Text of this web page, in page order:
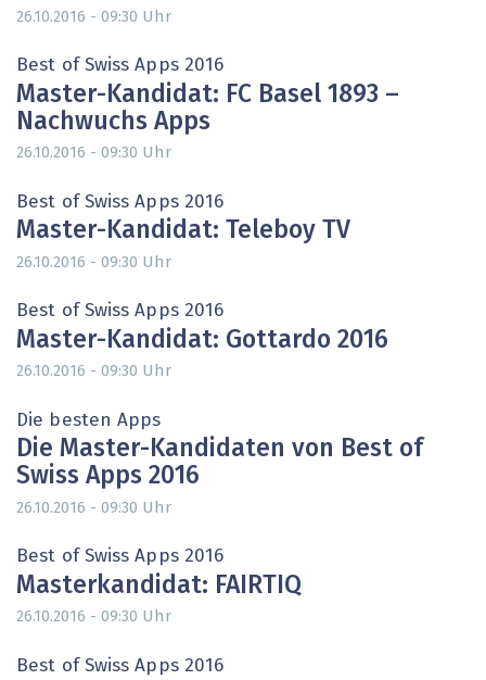
26.10.2016 - 09:30 Uhr
Best of Swiss Apps 2016
Master-Kandidat: FC Basel 1893 –
Nachwuchs Apps
26.10.2016 - 09:30 Uhr
Best of Swiss Apps 2016
Master-Kandidat: Teleboy TV
26.10.2016 - 09:30 Uhr
Best of Swiss Apps 2016
Master-Kandidat: Gottardo 2016
26.10.2016 - 09:30 Uhr
Die besten Apps
Die Master-Kandidaten von Best of
Swiss Apps 2016
26.10.2016 - 09:30 Uhr
Best of Swiss Apps 2016
Masterkandidat: FAIRTIQ
26.10.2016 - 09:30 Uhr
Best of Swiss Apps 2016